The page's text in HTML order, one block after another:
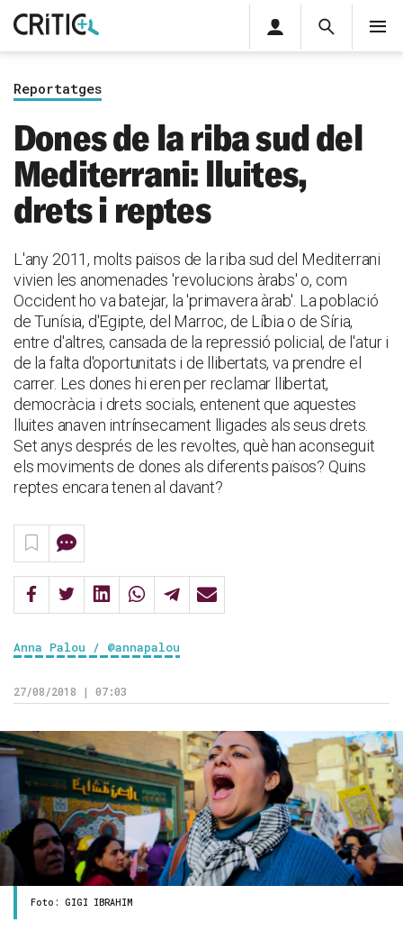
Cerca
privada
Inicia sessió
Reportatges
Dones de la riba sud del
Mediterrani: lluites,
drets i reptes
L'any 2011, molts països de la riba sud del Mediterrani
vivien les anomenades 'revolucions àrabs' o, com
Occident ho va batejar, la 'primavera àrab'. La població
de Tunísia, d'Egipte, del Marroc, de Líbia o de Síria,
entre d'altres, cansada de la repressió policial, de l'atur i
de la falta d'oportunitats i de llibertats, va prendre el
carrer. Les dones hi eren per reclamar llibertat,
democràcia i drets socials, entenent que aquestes
lluites anaven intrínsecament lligades als seus drets.
Set anys després de les revoltes, què han aconseguit
els moviments de dones als diferents països? Quins
reptes encara tenen al davant?
Anna Palou / @annapalou
27/08/2018 | 07:03
Foto: GIGI IBRAHIM